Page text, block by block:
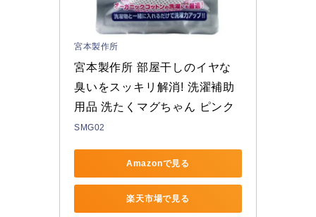
宮本製作所
宮本製作所 部屋干しのイヤな
臭いをスッキリ解消! 洗濯補助
用品 洗たくマグちゃん ピンク
SMG02
Amazonで見る
楽天市場で見る